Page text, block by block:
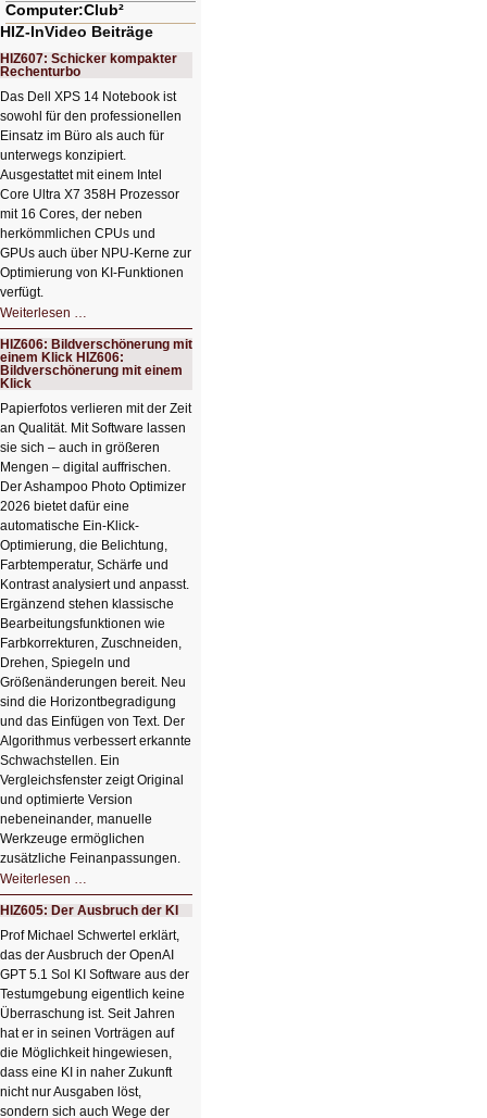
Computer:Club²
HIZ-InVideo Beiträge
HIZ607: Schicker kompakter
Rechenturbo
Das Dell XPS 14 Notebook ist
sowohl für den professionellen
Einsatz im Büro als auch für
unterwegs konzipiert.
Ausgestattet mit einem Intel
Core Ultra X7 358H Prozessor
mit 16 Cores, der neben
herkömmlichen CPUs und
GPUs auch über NPU-Kerne zur
Optimierung von KI-Funktionen
verfügt.
Weiterlesen …
Schicker
kompakter
Rechenturbo
HIZ606: Bildverschönerung mit
einem Klick HIZ606:
Bildverschönerung mit einem
Klick
Papierfotos verlieren mit der Zeit
an Qualität. Mit Software lassen
sie sich – auch in größeren
Mengen – digital auffrischen.
Der Ashampoo Photo Optimizer
2026 bietet dafür eine
automatische Ein-Klick-
Optimierung, die Belichtung,
Farbtemperatur, Schärfe und
Kontrast analysiert und anpasst.
Ergänzend stehen klassische
Bearbeitungsfunktionen wie
Farbkorrekturen, Zuschneiden,
Drehen, Spiegeln und
Größenänderungen bereit. Neu
sind die Horizontbegradigung
und das Einfügen von Text. Der
Algorithmus verbessert erkannte
Schwachstellen. Ein
Vergleichsfenster zeigt Original
und optimierte Version
nebeneinander, manuelle
Werkzeuge ermöglichen
zusätzliche Feinanpassungen.
Weiterlesen …
Bildverschönerung
mit
einem
Klick
HIZ606:
Bildverschönerung
mit
einem
Klick
HIZ605: Der Ausbruch der KI
Prof Michael Schwertel erklärt,
das der Ausbruch der OpenAI
GPT 5.1 Sol KI Software aus der
Testumgebung eigentlich keine
Überraschung ist. Seit Jahren
hat er in seinen Vorträgen auf
die Möglichkeit hingewiesen,
dass eine KI in naher Zukunft
nicht nur Ausgaben löst,
sondern sich auch Wege der